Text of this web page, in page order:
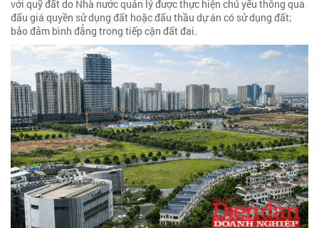
với quỹ đất do Nhà nước quản lý được thực hiện chủ yếu thông qua
đấu giá quyền sử dụng đất hoặc đấu thầu dự án có sử dụng đất;
bảo đảm bình đẳng trong tiếp cận đất đai.